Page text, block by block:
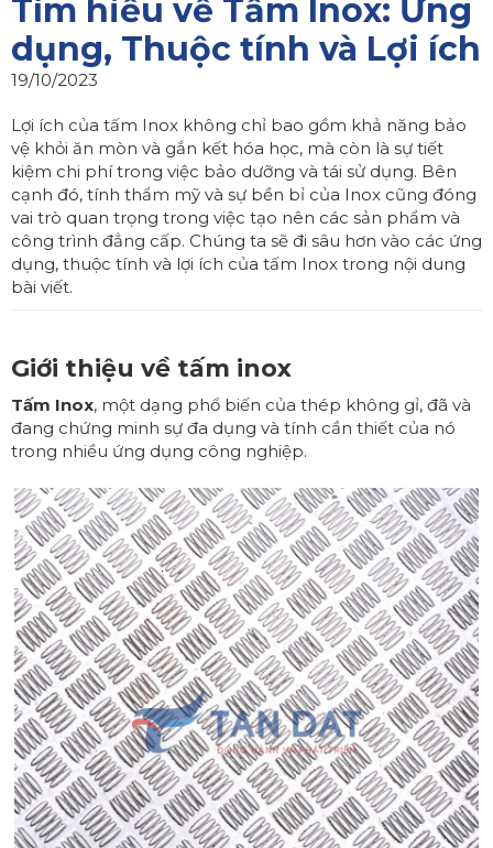
Tìm hiểu về Tấm Inox: Ứng
dụng, Thuộc tính và Lợi ích
19/10/2023
Lợi ích của tấm Inox không chỉ bao gồm khả năng bảo
vệ khỏi ăn mòn và gắn kết hóa học, mà còn là sự tiết
kiệm chi phí trong việc bảo dưỡng và tái sử dụng. Bên
cạnh đó, tính thẩm mỹ và sự bền bỉ của Inox cũng đóng
vai trò quan trọng trong việc tạo nên các sản phẩm và
công trình đẳng cấp. Chúng ta sẽ đi sâu hơn vào các ứng
dụng, thuộc tính và lợi ích của tấm Inox trong nội dung
bài viết.
Giới thiệu về tấm inox
Tấm Inox, một dạng phổ biến của thép không gỉ, đã và
đang chứng minh sự đa dụng và tính cần thiết của nó
trong nhiều ứng dụng công nghiệp.